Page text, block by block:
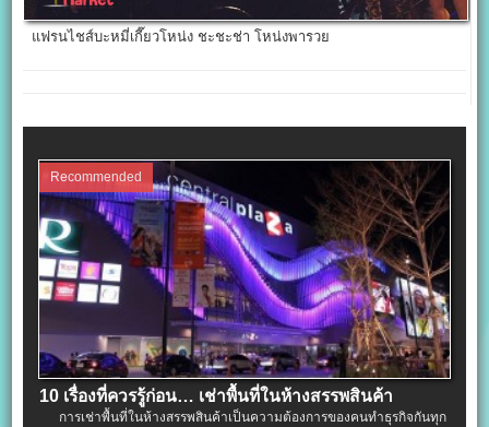
แฟรนไชส์บะหมี่เกี๊ยวโหน่ง ชะชะช่า โหน่งพารวย
Recommended
10 เรื่องที่ควรรู้ก่อน… เช่าพื้นที่ในห้างสรรพสินค้า
การเช่าพื้นที่ในห้างสรรพสินค้าเป็นความต้องการของคนทำธุรกิจกันทุก